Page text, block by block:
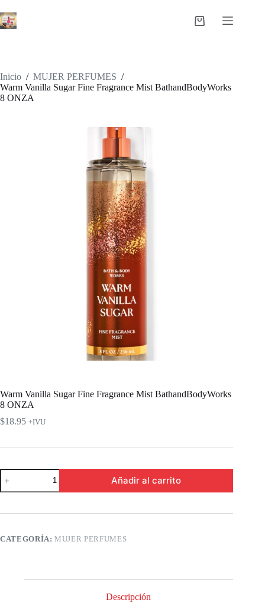
al
contenido
Carro
Inicio / MUJER PERFUMES /
Warm Vanilla Sugar Fine Fragrance Mist BathandBodyWorks
8 ONZA
Warm Vanilla Sugar Fine Fragrance Mist BathandBodyWorks
8 ONZA
$18.95 +IVU
Warm
Vanilla
Sugar
Fragrance
BathandBodyWorks
8
Añadir al carrito
CATEGORÍA:MUJER PERFUMES
Descripción